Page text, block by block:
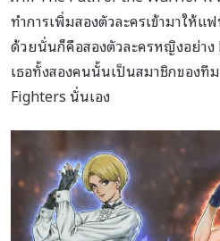
ทำการเพิ่มสองตัวละครเข้ามาให้
ด้วยนั่นก็คือสองตัวละครหญิงอย่าง
เธอทั้งสองคนนั้นเป็นสมาชิกของ
Fighters นั่นเอง